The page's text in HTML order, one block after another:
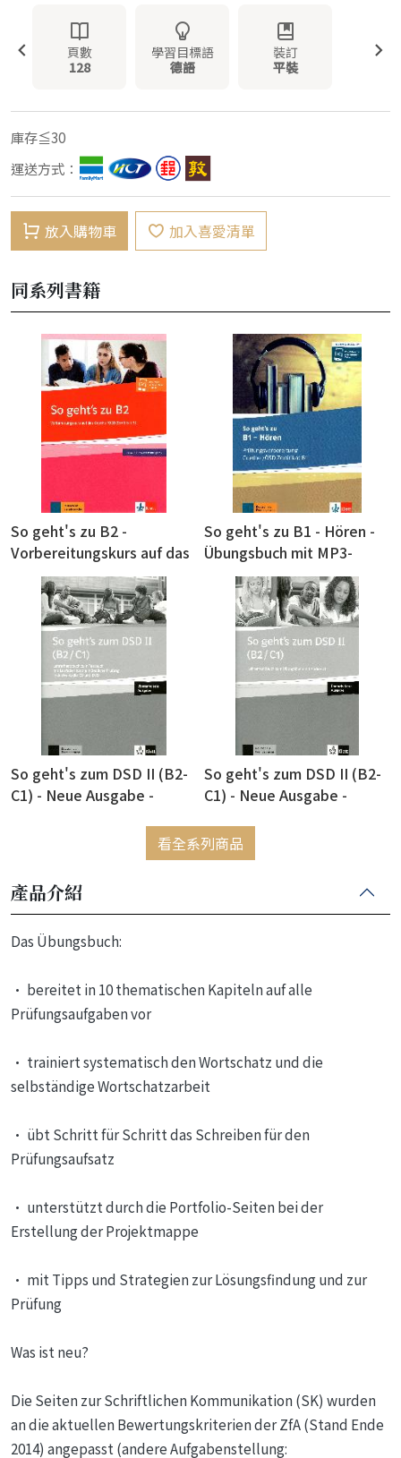
頁數
128
學習目標語
德語
裝訂
平裝
庫存≦30
運送方式：
放入購物車 加入喜愛清單
同系列書籍
So geht's zu B2 -
Vorbereitungskurs auf das
Goethe-/ÖSD-Zertifikat -
Buch+Onlineangebot 練習
本+線上資源
So geht's zu B1 - Hören -
Übungsbuch mit MP3-
Audio-Daten-CD 聽力練習本
So geht's zum DSD II (B2-
C1) - Neue Ausgabe -
CD + DVD zum Testbuch 測
驗本教師手冊+CD+DVD
So geht's zum DSD II (B2-
C1) - Neue Ausgabe -
CD zum Ubungsbuch 練習本
教師手冊+CD
看全系列商品
產品介紹
Das Übungsbuch:
• bereitet in 10 thematischen Kapiteln auf alle
Prüfungsaufgaben vor
• trainiert systematisch den Wortschatz und die
selbständige Wortschatzarbeit
• übt Schritt für Schritt das Schreiben für den
Prüfungsaufsatz
• unterstützt durch die Portfolio-Seiten bei der
Erstellung der Projektmappe
• mit Tipps und Strategien zur Lösungsfindung und zur
Prüfung
Was ist neu?
Die Seiten zur Schriftlichen Kommunikation (SK) wurden
an die aktuellen Bewertungskriterien der ZfA (Stand Ende
2014) angepasst (andere Aufgabenstellung: